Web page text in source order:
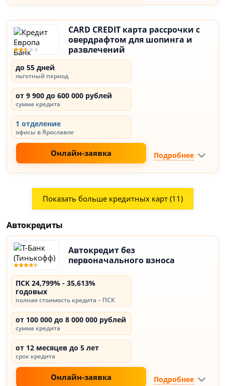
CARD CREDIT карта рассрочки с
овердрафтом для шопинга и
развлечений
до 55 дней
льготный период
от 9 900 до 600 000 рублей
сумма кредита
1 отделение
офисы в Ярославле
Онлайн-заявка Подробнее
Показать больше кредитных карт (11)
Автокредиты
Автокредит без
первоначального взноса
ПСК 24,799% - 35,613%
годовых
полная стоимость кредита – ПСК
от 100 000 до 8 000 000 рублей
сумма кредита
от 12 месяцев до 5 лет
срок кредита
Онлайн-заявка Подробнее